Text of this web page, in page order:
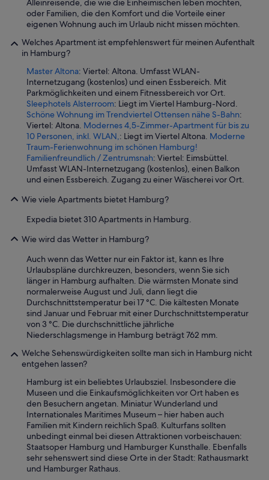
Alleinreisende, die wie die Einheimischen leben möchten,
oder Familien, die den Komfort und die Vorteile einer
eigenen Wohnung auch im Urlaub nicht missen möchten.
Welches Apartment ist empfehlenswert für meinen Aufenthalt
in Hamburg?
Master Altona: Viertel: Altona. Umfasst WLAN-
Internetzugang (kostenlos) und einen Essbereich. Mit
Parkmöglichkeiten und einem Fitnessbereich vor Ort.
Sleephotels Alsterroom: Liegt im Viertel Hamburg-Nord.
Schöne Wohnung im Trendviertel Ottensen nähe S-Bahn:
Viertel: Altona. Modernes 4,5-Zimmer-Apartment für bis zu
10 Personen, inkl. WLAN,: Liegt im Viertel Altona. Moderne
Traum-Ferienwohnung im schönen Hamburg!
Familienfreundlich / Zentrumsnah: Viertel: Eimsbüttel.
Umfasst WLAN-Internetzugang (kostenlos), einen Balkon
und einen Essbereich. Zugang zu einer Wäscherei vor Ort.
Wie viele Apartments bietet Hamburg?
Expedia bietet 310 Apartments in Hamburg.
Wie wird das Wetter in Hamburg?
Auch wenn das Wetter nur ein Faktor ist, kann es Ihre
Urlaubspläne durchkreuzen, besonders, wenn Sie sich
länger in Hamburg aufhalten. Die wärmsten Monate sind
normalerweise August und Juli, dann liegt die
Durchschnittstemperatur bei 17 °C. Die kältesten Monate
sind Januar und Februar mit einer Durchschnittstemperatur
von 3 °C. Die durchschnittliche jährliche
Niederschlagsmenge in Hamburg beträgt 762 mm.
Welche Sehenswürdigkeiten sollte man sich in Hamburg nicht
entgehen lassen?
Hamburg ist ein beliebtes Urlaubsziel. Insbesondere die
Museen und die Einkaufsmöglichkeiten vor Ort haben es
den Besuchern angetan. Miniatur Wunderland und
Internationales Maritimes Museum – hier haben auch
Familien mit Kindern reichlich Spaß. Kulturfans sollten
unbedingt einmal bei diesen Attraktionen vorbeischauen:
Staatsoper Hamburg und Hamburger Kunsthalle. Ebenfalls
sehr sehenswert sind diese Orte in der Stadt: Rathausmarkt
und Hamburger Rathaus.